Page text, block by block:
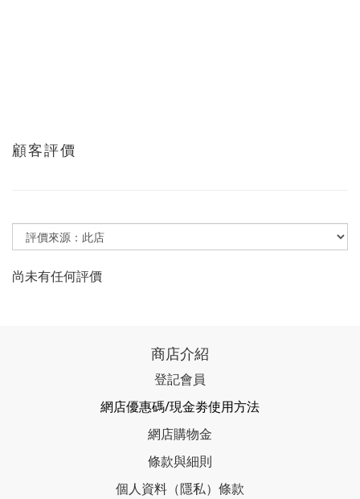
顧客評價
尚未有任何評價
商店介紹
登記會員
網店優惠碼/現金劵使用方法
網店購物金
條款與細則
個人資料（隱私）條款